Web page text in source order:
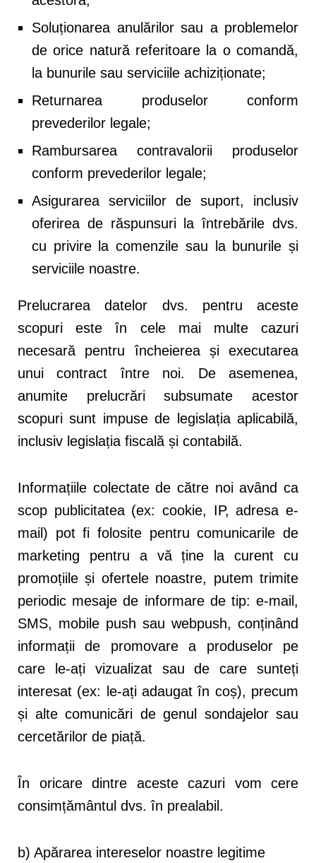
Soluționarea anulărilor sau a problemelor
de orice natură referitoare la o comandă,
la bunurile sau serviciile achiziționate;
Returnarea produselor conform
prevederilor legale;
Rambursarea contravalorii produselor
conform prevederilor legale;
Asigurarea serviciilor de suport, inclusiv
oferirea de răspunsuri la întrebările dvs.
cu privire la comenzile sau la bunurile și
serviciile noastre.
Prelucrarea datelor dvs. pentru aceste
scopuri este în cele mai multe cazuri
necesară pentru încheierea și executarea
unui contract între noi. De asemenea,
anumite prelucrări subsumate acestor
scopuri sunt impuse de legislația aplicabilă,
inclusiv legislația fiscală și contabilă.
Informațiile colectate de către noi având ca
scop publicitatea (ex: cookie, IP, adresa e-
mail) pot fi folosite pentru comunicarile de
marketing pentru a vă ține la curent cu
promoțiile și ofertele noastre, putem trimite
periodic mesaje de informare de tip: e-mail,
SMS, mobile push sau webpush, conținând
informații de promovare a produselor pe
care le-ați vizualizat sau de care sunteți
interesat (ex: le-ați adaugat în coș), precum
și alte comunicări de genul sondajelor sau
cercetărilor de piață.
În oricare dintre aceste cazuri vom cere
consimțământul dvs. în prealabil.
b) Apărarea intereselor noastre legitime